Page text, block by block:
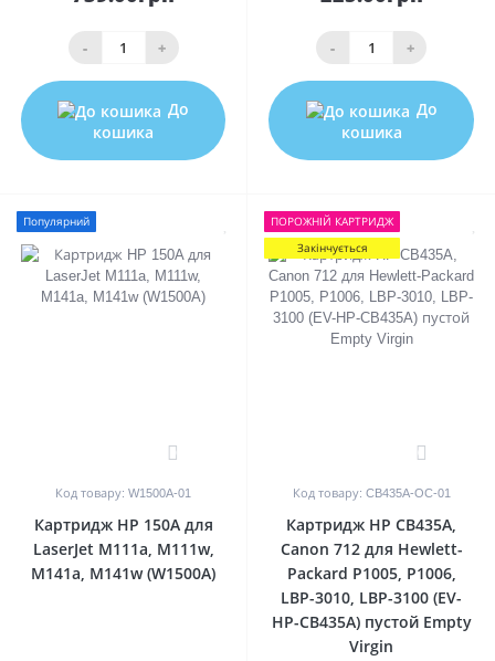
- +
До
кошика
- +
До
кошика
Популярний
Код товару: W1500A-01
Картридж HP 150A для
LaserJet M111a, M111w,
M141a, M141w (W1500A)
ПОРОЖНIЙ КАРТРИДЖ
Закінчується
Код товару: CB435A-OC-01
Картридж HP CB435A,
Canon 712 для Hewlett-
Packard P1005, P1006,
LBP-3010, LBP-3100 (EV-
HP-CB435A) пустой Empty
Virgin